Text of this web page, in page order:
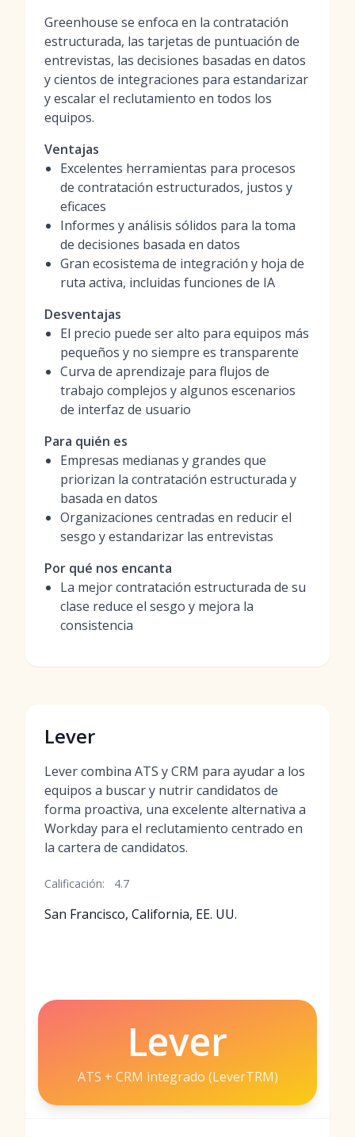
Greenhouse se enfoca en la contratación
estructurada, las tarjetas de puntuación de
entrevistas, las decisiones basadas en datos
y cientos de integraciones para estandarizar
y escalar el reclutamiento en todos los
equipos.
Ventajas
Excelentes herramientas para procesos
de contratación estructurados, justos y
eficaces
Informes y análisis sólidos para la toma
de decisiones basada en datos
Gran ecosistema de integración y hoja de
ruta activa, incluidas funciones de IA
Desventajas
El precio puede ser alto para equipos más
pequeños y no siempre es transparente
Curva de aprendizaje para flujos de
trabajo complejos y algunos escenarios
de interfaz de usuario
Para quién es
Empresas medianas y grandes que
priorizan la contratación estructurada y
basada en datos
Organizaciones centradas en reducir el
sesgo y estandarizar las entrevistas
Por qué nos encanta
La mejor contratación estructurada de su
clase reduce el sesgo y mejora la
consistencia
Lever
Lever combina ATS y CRM para ayudar a los
equipos a buscar y nutrir candidatos de
forma proactiva, una excelente alternativa a
Workday para el reclutamiento centrado en
la cartera de candidatos.
Calificación: 4.7
San Francisco, California, EE. UU.
Lever
ATS + CRM integrado (LeverTRM)